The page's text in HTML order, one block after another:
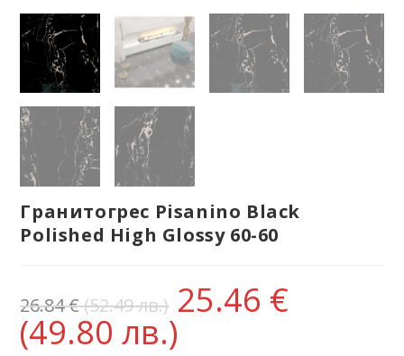
Гранитогрес Pisanino Black
Polished High Glossy 60-60
26.84€(52.49 лв.) 25.46 €
(49.80 лв.)